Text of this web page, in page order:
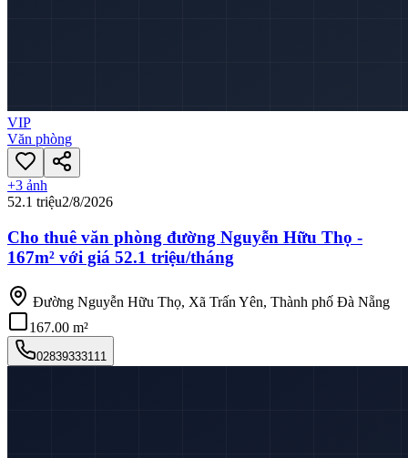
VIP
Văn phòng
+3 ảnh
52.1 triệu2/8/2026
Cho thuê văn phòng đường Nguyễn Hữu Thọ -
167m² với giá 52.1 triệu/tháng
Đường Nguyễn Hữu Thọ, Xã Trấn Yên, Thành phố Đà Nẵng
167.00 m²
02839333111